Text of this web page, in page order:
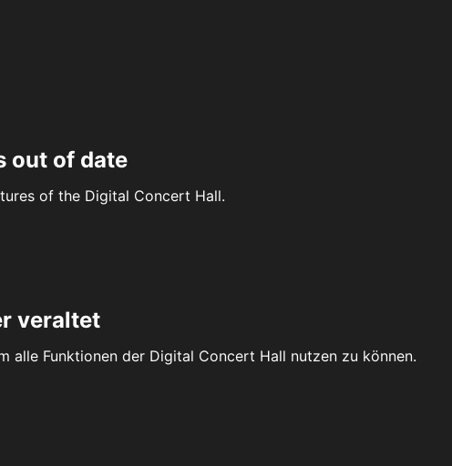
out of date
of the Digital Concert Hall.
veraltet
alle Funktionen der Digital Concert Hall nutzen zu können.